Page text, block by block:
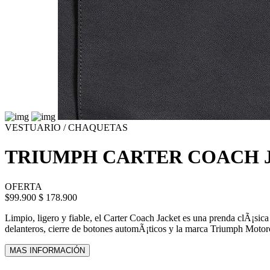
VESTUARIO / CHAQUETAS
TRIUMPH CARTER COACH
OFERTA
$99.900 $ 178.900
Limpio, ligero y fiable, el Carter Coach Jacket es una prenda
delanteros, cierre de botones automÃ¡ticos y la marca Triumph
MAS INFORMACIÓN